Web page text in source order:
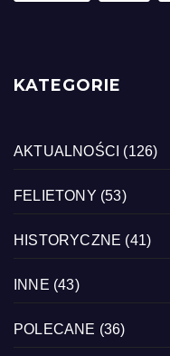
KATEGORIE
AKTUALNOŚCI (126)
FELIETONY (53)
HISTORYCZNE (41)
INNE (43)
POLECANE (36)